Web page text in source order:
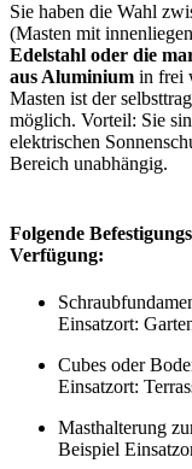
Sie haben die Wahl
(Masten mit
Edelstahl oder die
aus Aluminium in frei
Masten ist der
möglich. Vorteil: Sie
elektrischen
Bereich unabhängig.
Folgende
Verfügung:
Einsatzort:
Cubes oder
Einsatzort:
Masthalterung
Beispiel